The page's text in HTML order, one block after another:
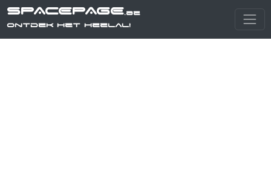
SPACEPAGE.be
Ontdek het heelal!